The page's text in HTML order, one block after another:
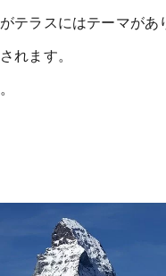
テラスにはテーマがあ
れます。